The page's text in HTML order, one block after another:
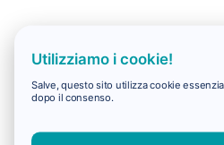
Utilizziamo i cookie!
Salve, questo sito utilizza cookie
dopo il consenso.